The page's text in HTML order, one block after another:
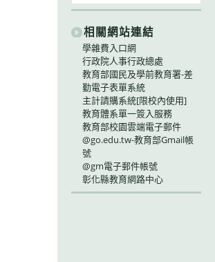
相關網站連結
學雜費入口網
行政院人事行政總處
教育部國民及學前教育署-差
勤電子表單系統
主計請購系統[限校內使用]
教育體系單一簽入服務
教育部校園雲端電子郵件
@go.edu.tw-教育部Gmail帳
號
@gm電子郵件帳號
彰化縣教育網路中心